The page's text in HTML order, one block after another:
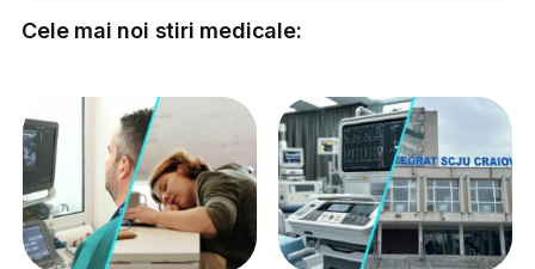
Cele mai noi stiri medicale: